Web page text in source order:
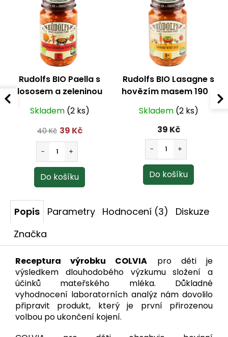
Rudolfs BIO Paella s
lososem a zeleninou
190 g
Skladem (2 ks)
40 Kč 39 Kč
Rudolfs BIO Lasagne s
hovězím masem 190 g
(od 8 měsíců)
Skladem (2 ks)
39 Kč
Popis Parametry Hodnocení (3)
Diskuze
Značka
Receptura výrobku COLVIA pro děti je
výsledkem dlouhodobého výzkumu složení a
účinků mateřského mléka. Důkladné
vyhodnocení laboratorních analýz nám dovolilo
připravit produkt, který je první přirozenou
volbou po ukončení kojení.